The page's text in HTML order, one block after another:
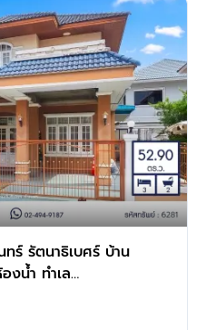
ร์ รัตนาธิเบศร์ บ้าน
งน้ำ ทำเล
ม่วง สถานีบางรัก
เกต บนเนื้อที่ 52.9